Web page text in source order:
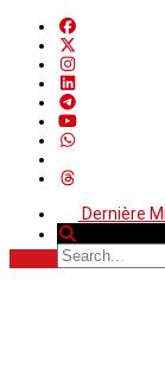
Dernière